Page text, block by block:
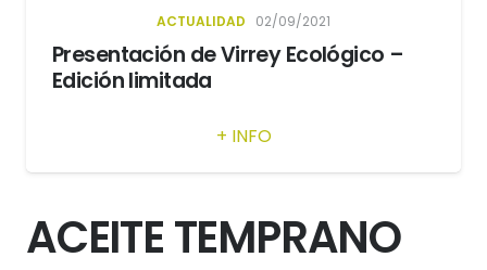
ACEITE TEMPRANO
ACTUALIDAD 02/09/2021
Presentación de Virrey Ecológico –
Edición limitada
+ INFO